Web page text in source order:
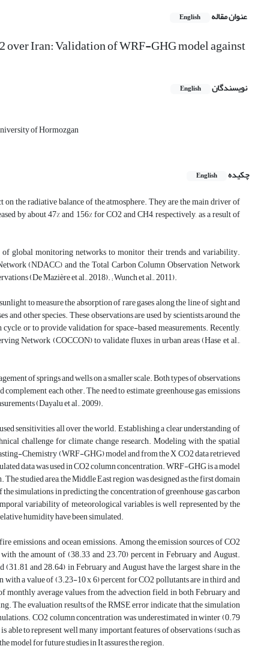
عنوان مقاله English
over Iran: Validation of WRF-GHG model against
نویسندگان English
of Hormozgan
چکیده
English
the radiative balance of the atmosphere. They are the main driver of
by about 47% and 156% for CO2 and CH4, respectively, as a result of
of global monitoring networks to monitor their trends and variability.
(NDACC) and the Total Carbon Column Observation Network
(De Mazière et al., 2018). ; Wunch et al., 2011).
to measure the absorption of rare gases along the line of sight and
other species. These observations are used by scientists around the
or to provide validation for space-based measurements. Recently,
Network (COCCON) to validate fluxes in urban areas (Hase et al.,
of springs and wells on a smaller scale. Both types of observations
each other. The need to estimate greenhouse gas emissions
(Dayalu et al., 2009).
sensitivities all over the world. Establishing a clear understanding of
challenge for climate change research. Modeling with the spatial
Chemistry (WRF-GHG) model and from the X CO2 data retrieved
data was used in CO2 column concentration. WRF-GHG is a model
studied area, the Middle East region was designed as the first domain
simulations in predicting the concentration of greenhouse gas carbon
variability of meteorological variables is well represented by the
humidity have been simulated.
emissions, and ocean emissions. Among the emission sources of CO2
the amount of (38.33 and 23.70) percent in February and August.
and 28.64) in February and August have the largest share in the
a value of (3.23-10 x 6) percent for CO2 pollutants are in third and
average values from the advection field, in both February and
The evaluation results of the RMSE error indicate that the simulation
CO2 column concentration was underestimated in winter (0.79
to represent well many important features of observations (such as
model for future studies in It assures the region.